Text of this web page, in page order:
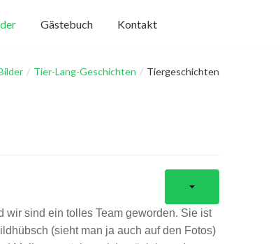
Gästebuch Kontakt
/ Tier-Lang-Geschichten / Tiergeschichten
wir sind ein tolles Team geworden. Sie ist
(sieht man ja auch auf den Fotos)